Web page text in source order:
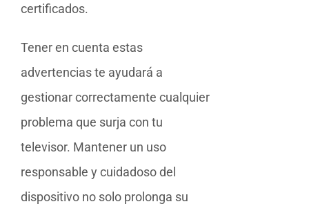
certificados.
Tener en cuenta estas
advertencias te ayudará a
gestionar correctamente cualquier
problema que surja con tu
televisor. Mantener un uso
responsable y cuidadoso del
dispositivo no solo prolonga su